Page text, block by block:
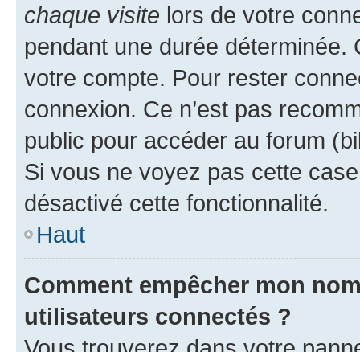
chaque visite lors de votre
pendant une durée déterminée.
votre compte. Pour rester
connexion. Ce n’est pas
public pour accéder au forum
Si vous ne voyez pas cette
désactivé cette fonctionnalité.
Haut
Comment empêcher mon
utilisateurs connectés ?